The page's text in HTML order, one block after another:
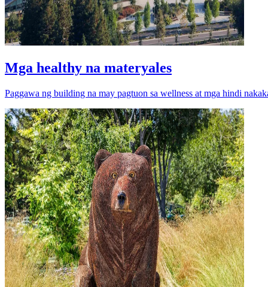
Mga healthy na materyales
Paggawa ng building na may pagtuon sa wellness at mga hindi